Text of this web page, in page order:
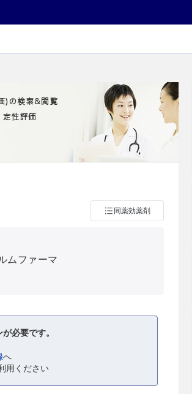
同薬効薬剤
ムファーマ
必要です。
へ
用ください